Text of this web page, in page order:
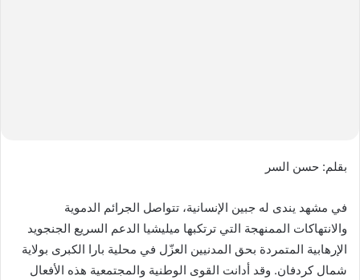
ا
بقلم: حسن السر
في مشهد يندى له جبين الإنسانية، تتواصل الجرائم الدموية
والانتهاكات الممنهجة التي ترتكبها ميليشيا الدعم السريع الجنجويد
الإرهابية المتمردة بحق المدنيين العزّل في محلية بارا الكبرى بولاية
شمال كردفان. وقد أدانت القوى الوطنية والمجتمعية هذه الأفعال